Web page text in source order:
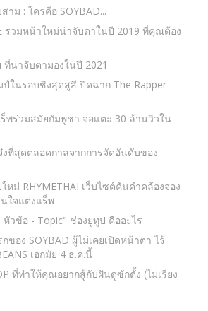
าม : ใครคือ SOYBAD...
รวมหน้าใหม่น่าจับตาในปี 2019 ที่คุณต้อง
ที่น่าจับตามองในปี 2021
ป์ในรอบชิงสุดสูสี ปิดฉาก The Rapper
พร่วมสมัยกัมพูชา จ่อแตะ 30 ล้านวิวใน
งที่สุดตลอดกาลจากการจัดอันดับของ
หม่ RHYMETHAI เว็บไซต์ค้นคำคล้องจอง
ใจแต่งแร็พ
หัวข้อ - Topic" ช่องยูทูป คืออะไร
ของ SOYBAD ผู้ไม่เคยเปิดหน้าตา ไร้
เอกมัย 4 ธ.ค.นี้
ที่ทำให้คุณอยากสู้กับฝันดูซักตั้ง (ไม่เรียง